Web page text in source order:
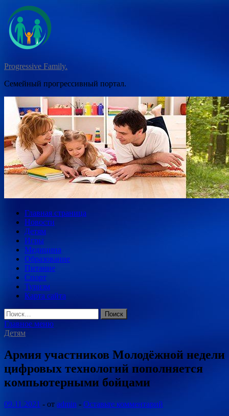
Перейти
содержимому
Progressive Family.
Семейный прогрессивный портал.
Главная страница
Новости
Детям
Игры
Медицина
Образование
Питание
Спорт
Туризм
Карта сайта
Найти:
Главное меню
Детям
Армия участников Молодёжной недели
цифровых технологий пополняется
компьютерными бойцами
09.11.2021 - от admin - Оставьте комментарий